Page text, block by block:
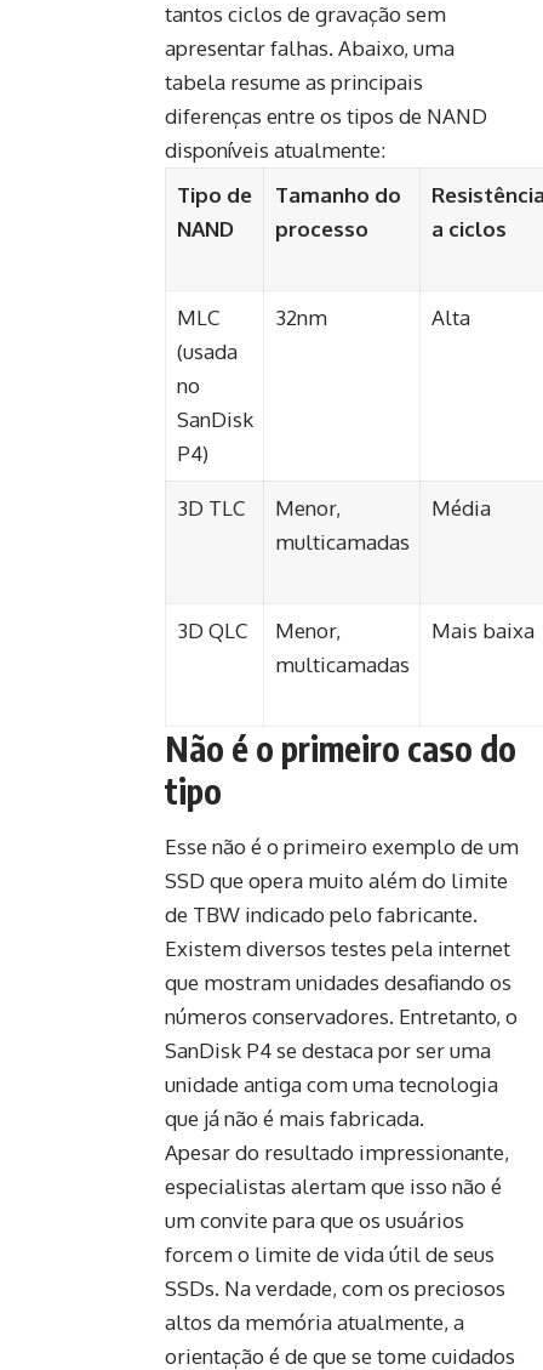
tantos ciclos de gravação sem
apresentar falhas. Abaixo, uma
tabela resume as principais
diferenças entre os tipos de NAND
disponíveis atualmente:
Tipo de
NAND
Tamanho do
processo
a ciclos
MLC
(usada
no
SanDisk
P4)
32nm Alta
3D TLC
Menor,
multicamadas
Média
3D QLC
Menor,
multicamadas
Mais baixa
Não é o primeiro caso do
tipo
Esse não é o primeiro exemplo de um
SSD que opera muito além do limite
de TBW indicado pelo fabricante.
Existem diversos testes pela internet
que mostram unidades desafiando os
números conservadores. Entretanto, o
SanDisk P4 se destaca por ser uma
unidade antiga com uma tecnologia
que já não é mais fabricada.
Apesar do resultado impressionante,
especialistas alertam que isso não é
um convite para que os usuários
forcem o limite de vida útil de seus
SSDs. Na verdade, com os preciosos
altos da memória atualmente, a
orientação é de que se tome cuidados